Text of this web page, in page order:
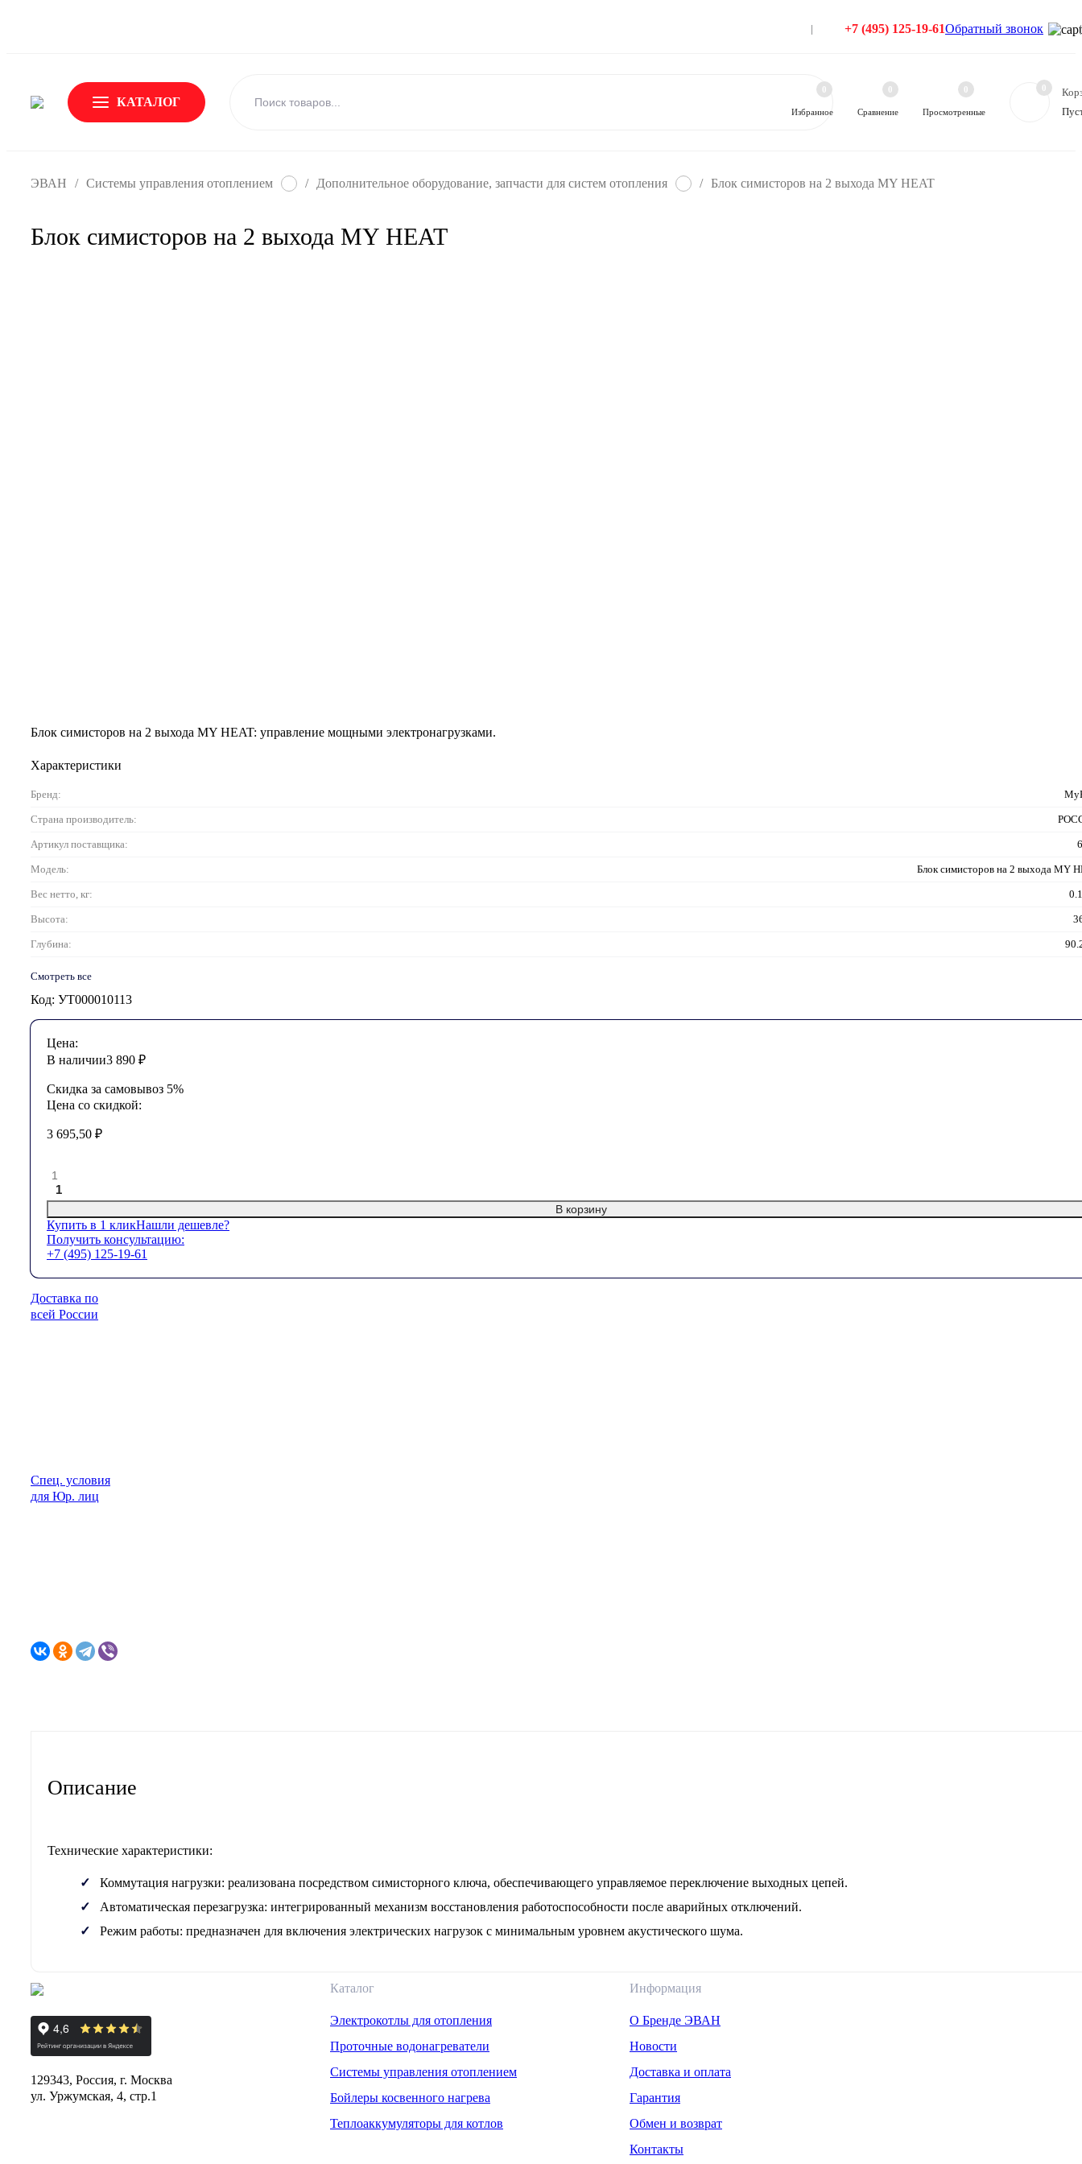
+7 (495) 125-19-61Обратный звонок
КАТАЛОГ
Избранное
0
Сравнение
0
Просмотренные
0 0
ЭВАН / Системы управления отоплением / Дополнительное оборудование, запчасти для систем отопления / Блок симисторов на 2 выхода MY HEAT
Блок симисторов на 2 выхода MY HEAT
Блок симисторов на 2 выхода MY HEAT: управление мощными электронагрузками.
Характеристики
Бренд:
Страна производитель:
Артикул поставщика:
Модель: Блок симисторов на 2 выхода MY
Вес нетто, кг:
Высота:
Глубина:
Смотреть все
Код: УТ000010113
Цена:
В наличии3 890 ₽
Скидка за самовывоз 5%
Цена со скидкой:
3 695,50 ₽
1
В корзину
Купить в 1 кликНашли дешевле?
Получить консультацию:
+7 (495) 125-19-61
Доставка по
всей России
Спец. условия
для Юр. лиц
Описание
Технические характеристики:
Коммутация нагрузки: реализована посредством симисторного ключа, обеспечивающего управляемое переключение выходных цепей.
Автоматическая перезагрузка: интегрированный механизм восстановления работоспособности после аварийных отключений.
Режим работы: предназначен для включения электрических нагрузок с минимальным уровнем акустического шума.
129343, Россия, г. Москва
ул. Уржумская, 4, стр.1
Каталог
Электрокотлы для отопления
Проточные водонагреватели
Системы управления отоплением
Бойлеры косвенного нагрева
Теплоаккумуляторы для котлов
Информация
О Бренде ЭВАН
Новости
Доставка и оплата
Гарантия
Обмен и возврат
Контакты